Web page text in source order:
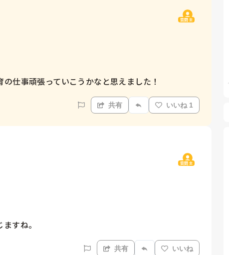
質問主
仕事頑張っていこうかなと思えました！
共有 いいね 1
質問主
すね。
共有 いいね